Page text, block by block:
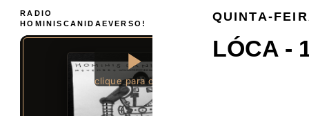
QUINTA-
LÓCA -
RADIO
HOMINISCANIDAEVERSO!